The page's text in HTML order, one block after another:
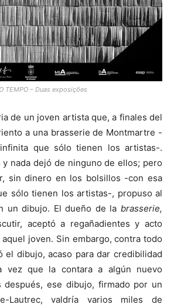
TEMPO – Duas exposições
de un joven artista que, a finales del
a una brasserie de Montmartre -
que sólo tienen los artistas-.
nada dejó de ninguno de ellos; pero
sin dinero en los bolsillos -con esa
sólo tienen los artistas-, propuso al
un dibujo. El dueño de la brasserie,
aceptó a regañadientes y acto
joven. Sin embargo, contra todo
el dibujo, acaso para dar credibilidad
vez que la contara a algún nuevo
después, ese dibujo, firmado por un
Lautrec, valdría varios miles de